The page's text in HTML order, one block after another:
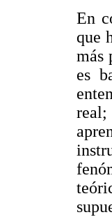
En
que
más
es